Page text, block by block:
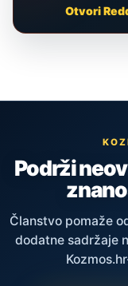
Otvori
Podrži
Članstvo pomaže
dodatne sadržaje